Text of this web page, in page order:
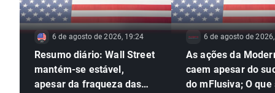
6 de agosto de 2026, 19:24
Resumo diário: Wall Street
mantém-se estável,
apesar da fraqueza das
6 de agosto de
As ações da
caem apesar do
do mFlusiva; O que